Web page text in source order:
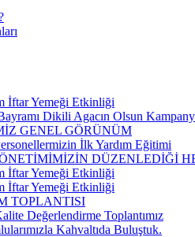
İftar Yemeği Etkinliği
Dikili Agacın Olsun
GENEL GÖRÜNÜM
İlk Yardım Eğitimi
DÜZENLEDİĞİ
İftar Yemeği Etkinliği
İftar Yemeği Etkinliği
TOPLANTISI
Değerlendirme Toplantımız
Kahvaltıda Buluştuk.